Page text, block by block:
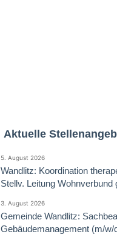
Aktuelle
5. August 2026
Wandlitz: Koordination
Stellv. Leitung Wohnverbund
3. August 2026
Gemeinde Wandlitz:
Gebäudemanagement (m/w/